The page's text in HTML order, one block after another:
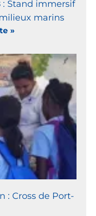
: Stand immersif
marins
»
: Cross de Port-